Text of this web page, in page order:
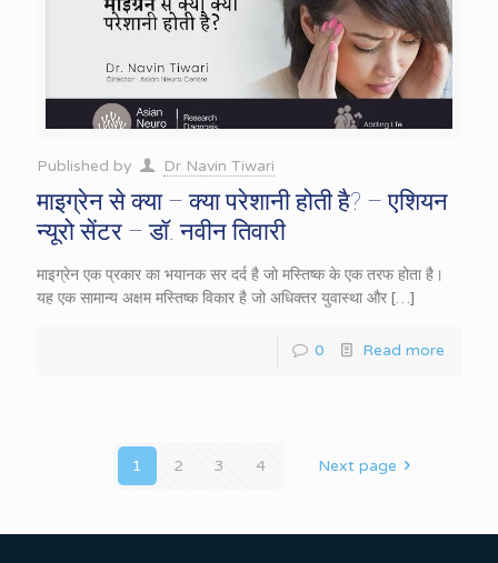
Published by Dr Navin Tiwari
माइग्रेन से क्या – क्या परेशानी होती है? – एशियन
न्यूरो सेंटर – डॉ. नवीन तिवारी
माइग्रेन एक प्रकार का भयानक सर दर्द है जो मस्तिष्क के एक तरफ होता है।
यह एक सामान्य अक्षम मस्तिष्क विकार है जो अधिक्तर युवास्था और […]
0 Read more
1 2 3 4 Next page